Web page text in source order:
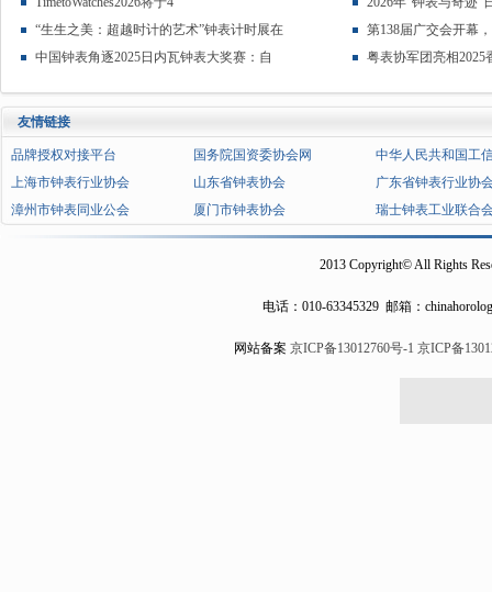
“生生之美：超越时计的艺术”钟表计时展在
第138届广交会开幕
中国钟表角逐2025日内瓦钟表大奖赛：自
粤表协军团亮相2025
友情链接
品牌授权对接平台 国务院国资委协会网
中华人民共和国工
上海市钟表行业协会
山东省钟表协会
广东省钟表行业协
漳州市钟表同业公会
厦门市钟表协会 瑞士钟表工业联合
2013 Copyright© All Rights
电话： 010-63345329 邮箱：
网站备案 京ICP备13012760号-1 京ICP备